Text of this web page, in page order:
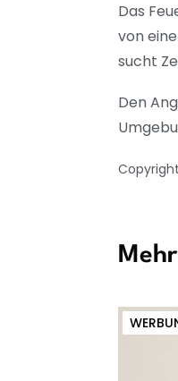
Das
von
sucht
Den